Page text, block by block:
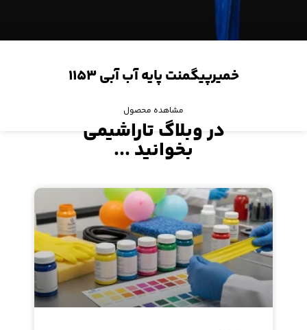
خمیرپیگمنت پایه آب آبی ۱۱۵۳
مشاهده محصول
در وبلاگ تاراشیمی
بخوانید ...